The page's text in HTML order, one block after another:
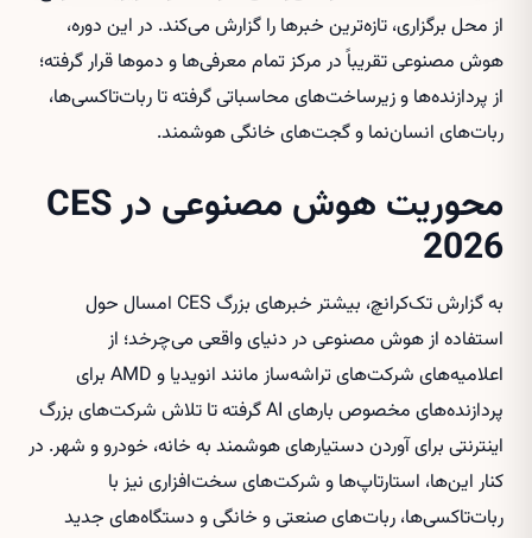
از محل برگزاری، تازه‌ترین خبرها را گزارش می‌کند. در این دوره،
هوش مصنوعی تقریباً در مرکز تمام معرفی‌ها و دموها قرار گرفته؛
از پردازنده‌ها و زیرساخت‌های محاسباتی گرفته تا ربات‌تاکسی‌ها،
ربات‌های انسان‌نما و گجت‌های خانگی هوشمند.
محوریت هوش مصنوعی در CES
2026
به گزارش تک‌کرانچ، بیشتر خبرهای بزرگ CES امسال حول
استفاده از هوش مصنوعی در دنیای واقعی می‌چرخد؛ از
اعلامیه‌های شرکت‌های تراشه‌ساز مانند انویدیا و AMD برای
پردازنده‌های مخصوص بارهای AI گرفته تا تلاش شرکت‌های بزرگ
اینترنتی برای آوردن دستیارهای هوشمند به خانه، خودرو و شهر. در
کنار این‌ها، استارتاپ‌ها و شرکت‌های سخت‌افزاری نیز با
ربات‌تاکسی‌ها، ربات‌های صنعتی و خانگی و دستگاه‌های جدید